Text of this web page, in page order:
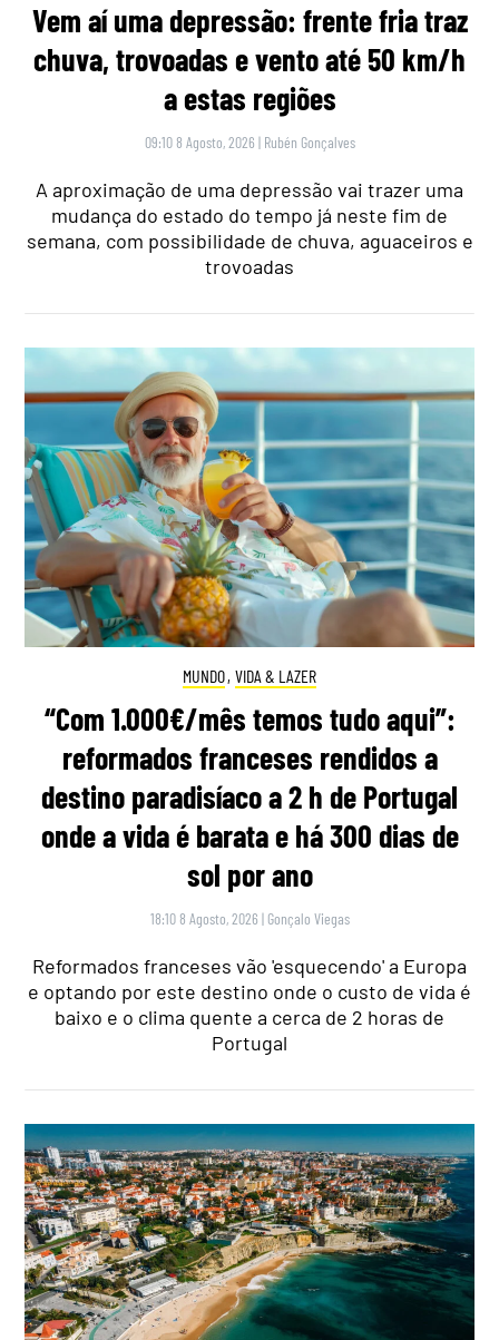
Vem aí uma depressão: frente fria traz
chuva, trovoadas e vento até 50 km/h
a estas regiões
09:10 8 Agosto, 2026 | Rubén Gonçalves
A aproximação de uma depressão vai trazer uma
mudança do estado do tempo já neste fim de
semana, com possibilidade de chuva, aguaceiros e
trovoadas
MUNDO, VIDA & LAZER
“Com 1.000€/mês temos tudo aqui”:
reformados franceses rendidos a
destino paradisíaco a 2 h de Portugal
onde a vida é barata e há 300 dias de
sol por ano
18:10 8 Agosto, 2026 | Gonçalo Viegas
Reformados franceses vão 'esquecendo' a Europa
e optando por este destino onde o custo de vida é
baixo e o clima quente a cerca de 2 horas de
Portugal